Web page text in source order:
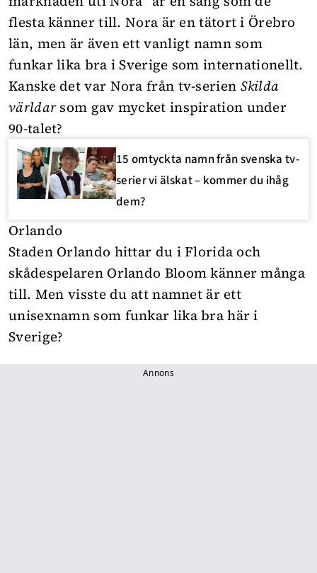
flesta känner till. Nora är en tätort i Örebro
län, men är även ett vanligt namn som
funkar lika bra i Sverige som internationellt.
Kanske det var Nora från tv-serien Skilda
världarsom gav mycket inspiration under
90-talet?
15 omtyckta namn från svenska tv-
serier vi älskat – kommer du ihåg
dem?
Orlando
Staden Orlando hittar du i Florida och
skådespelaren Orlando Bloom känner många
till. Men visste du att namnet är ett
unisexnamn som funkar lika bra här i
Sverige?
Annons